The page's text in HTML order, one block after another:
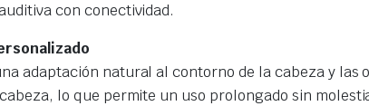
con conectividad.
adaptación natural al contorno de la cabeza y
lo que permite un uso prolongado sin